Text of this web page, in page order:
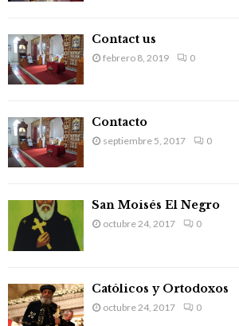
Contact us
febrero 8, 2019 0
Contacto
septiembre 5, 2017 0
San Moisés El Negro
octubre 24, 2017 0
Católicos y Ortodoxos
octubre 24, 2017 0